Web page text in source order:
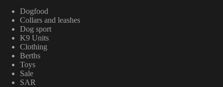
Dogfood
Collars and leashes
Dog sport
K9 Units
Clothing
Berths
Toys
Sale
SAR